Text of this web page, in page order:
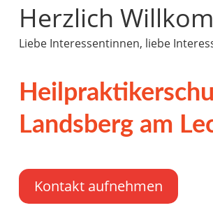
Herzlich
Liebe Interessentinnen, liebe
Landsberg am
Kontakt aufnehmen